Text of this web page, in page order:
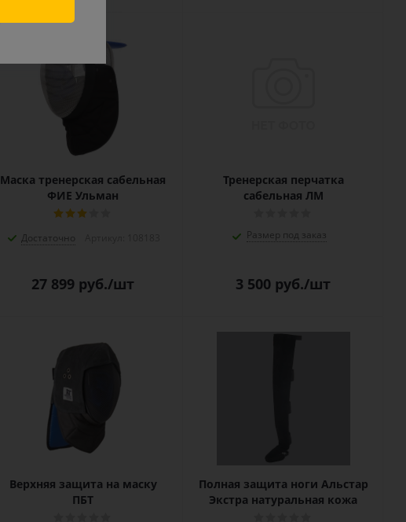
Маска тренерская сабельная
ФИЕ Ульман
Достаточно
27 899 руб./шт
Тренерская перчатка
сабельная ЛМ
Размер под заказ
3 500 руб./шт
Верхняя защита на маску
ПБТ
Полная защита ноги Альстар
Экстра натуральная кожа